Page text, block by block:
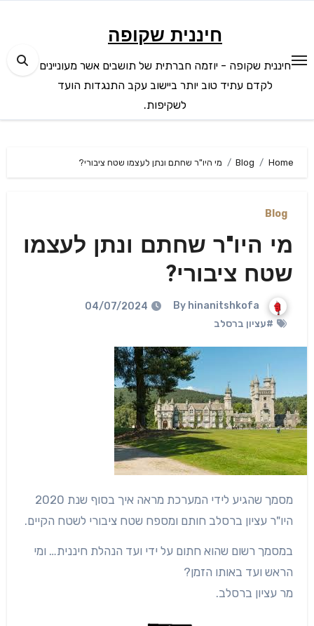
חיננית שקופה
חיננית שקופה - יוזמה חברתית של תושבים אשר מעוניינים
לקדם עתיד טוב יותר ביישוב עקב התנגדות הועד
לשקיפות.
Home
Blog מי היו"ר שחתם ונתן לעצמו שטח ציבורי?
Blog
מי היו"ר שחתם ונתן לעצמו
שטח ציבורי?
hinanitshkofa
04/07/2024
#עציון ברסלב
מסמך שהגיע לידי המערכת מראה איך בסוף שנת 2020
היו"ר עציון ברסלב חותם ומספח שטח ציבורי לשטח הקיים.
במסמך רשום שהוא חתום על ידי ועד הנהלת חיננית… ומי
הראש ועד באותו הזמן?
מר עציון ברסלב.